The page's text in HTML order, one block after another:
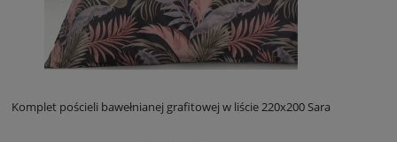
Komplet pościeli bawełnianej grafitowej w liście 220x200 Sara